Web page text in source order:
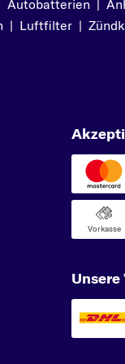
Autobatterien |
| Luftfilter |
Vorkasse